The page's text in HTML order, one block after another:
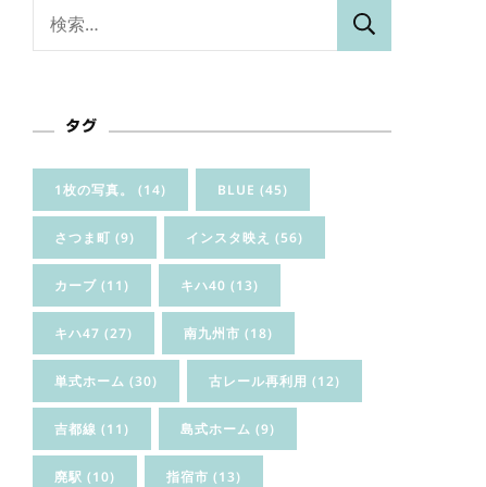
タグ
1枚の写真。 (14) BLUE (45)
さつま町 (9) インスタ映え (56)
カーブ (11) キハ40 (13)
キハ47 (27) 南九州市 (18)
単式ホーム (30) 古レール再利用 (12)
吉都線 (11) 島式ホーム (9)
廃駅 (10) 指宿市 (13)